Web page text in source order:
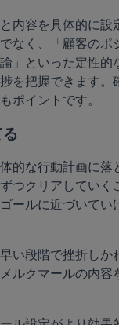
内容を具体的に設
なく、「顧客のポ
」といった定性的
を把握できます。
ポイントです。
的な行動計画に落
つクリアしていく
ールに近づいてい
い段階で挫折しか
ルクマールの内容